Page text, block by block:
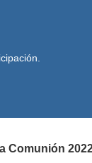
Comunión